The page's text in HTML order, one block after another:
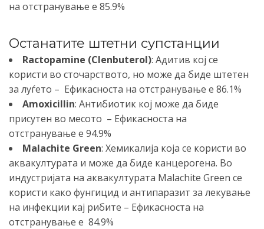
на отстранување е 85.9%
Останатите штетни супстанции
Ractopamine (Clenbuterol): Адитив кој се
користи во сточарството, но може да биде штетен
за луѓето – Ефикасноста на отстранување е 86.1%
Amoxicillin: Антибиотик кој може да биде
присутен во месото – Ефикасноста на
отстранување е 94.9%
Malachite Green: Хемикалија која се користи во
аквакултурата и може да биде канцерогена. Во
индустријата на аквакултурата Malachite Green се
користи како фунгицид и антипаразит за лекување
на инфекции кај рибите – Ефикасноста на
отстранување е 84.9%